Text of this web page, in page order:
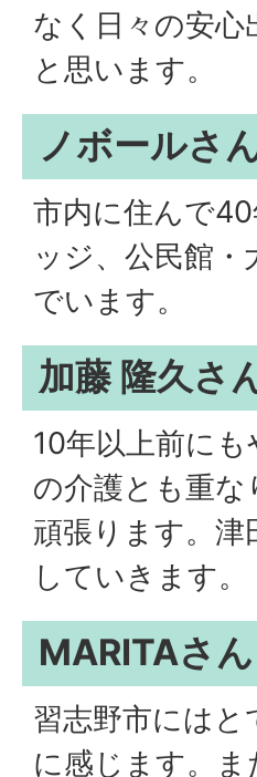
なく日々の安
と思います。
ノボールさ
市内に住んで
ッジ、公民館
でいます。
加藤 隆久さ
10年以上前に
の介護とも重
頑張ります。津
していきます。
MARITAさん
習志野市には
に感じます。